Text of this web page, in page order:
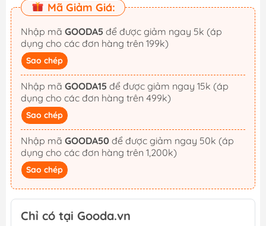
Mã Giảm Giá:
Nhập mã GOODA5
dụng cho các đơn hàng trên 199k)
Sao chép
Nhập mã GOODA15
dụng cho các đơn hàng trên 499k)
Sao chép
Nhập mã GOODA50
dụng cho các đơn hàng trên 1,200k)
Sao chép
Chỉ có tại Gooda.vn